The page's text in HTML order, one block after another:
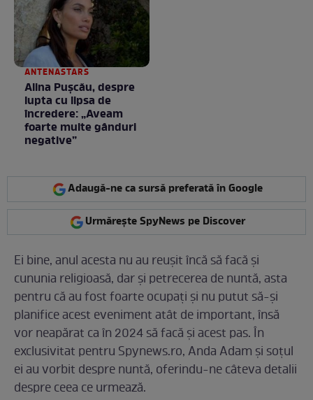
ANTENASTARS
Alina Pușcău, despre
lupta cu lipsa de
încredere: „Aveam
foarte multe gânduri
negative”
Adaugă-ne ca sursă preferată în Google
Urmărește SpyNews pe Discover
Ei bine, anul acesta nu au reușit încă să facă și
cununia religioasă, dar și petrecerea de nuntă, asta
pentru că au fost foarte ocupați și nu putut să-și
planifice acest eveniment atât de important, însă
vor neapărat ca în 2024 să facă și acest pas. În
exclusivitat pentru Spynews.ro, Anda Adam și soțul
ei au vorbit despre nuntă, oferindu-ne câteva detalii
despre ceea ce urmează.